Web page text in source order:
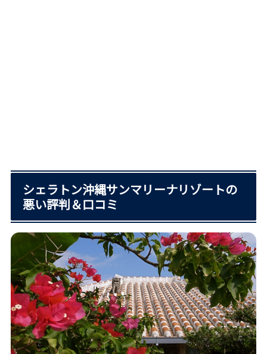
シェラトン沖縄サンマリーナリゾートの
悪い評判＆口コミ